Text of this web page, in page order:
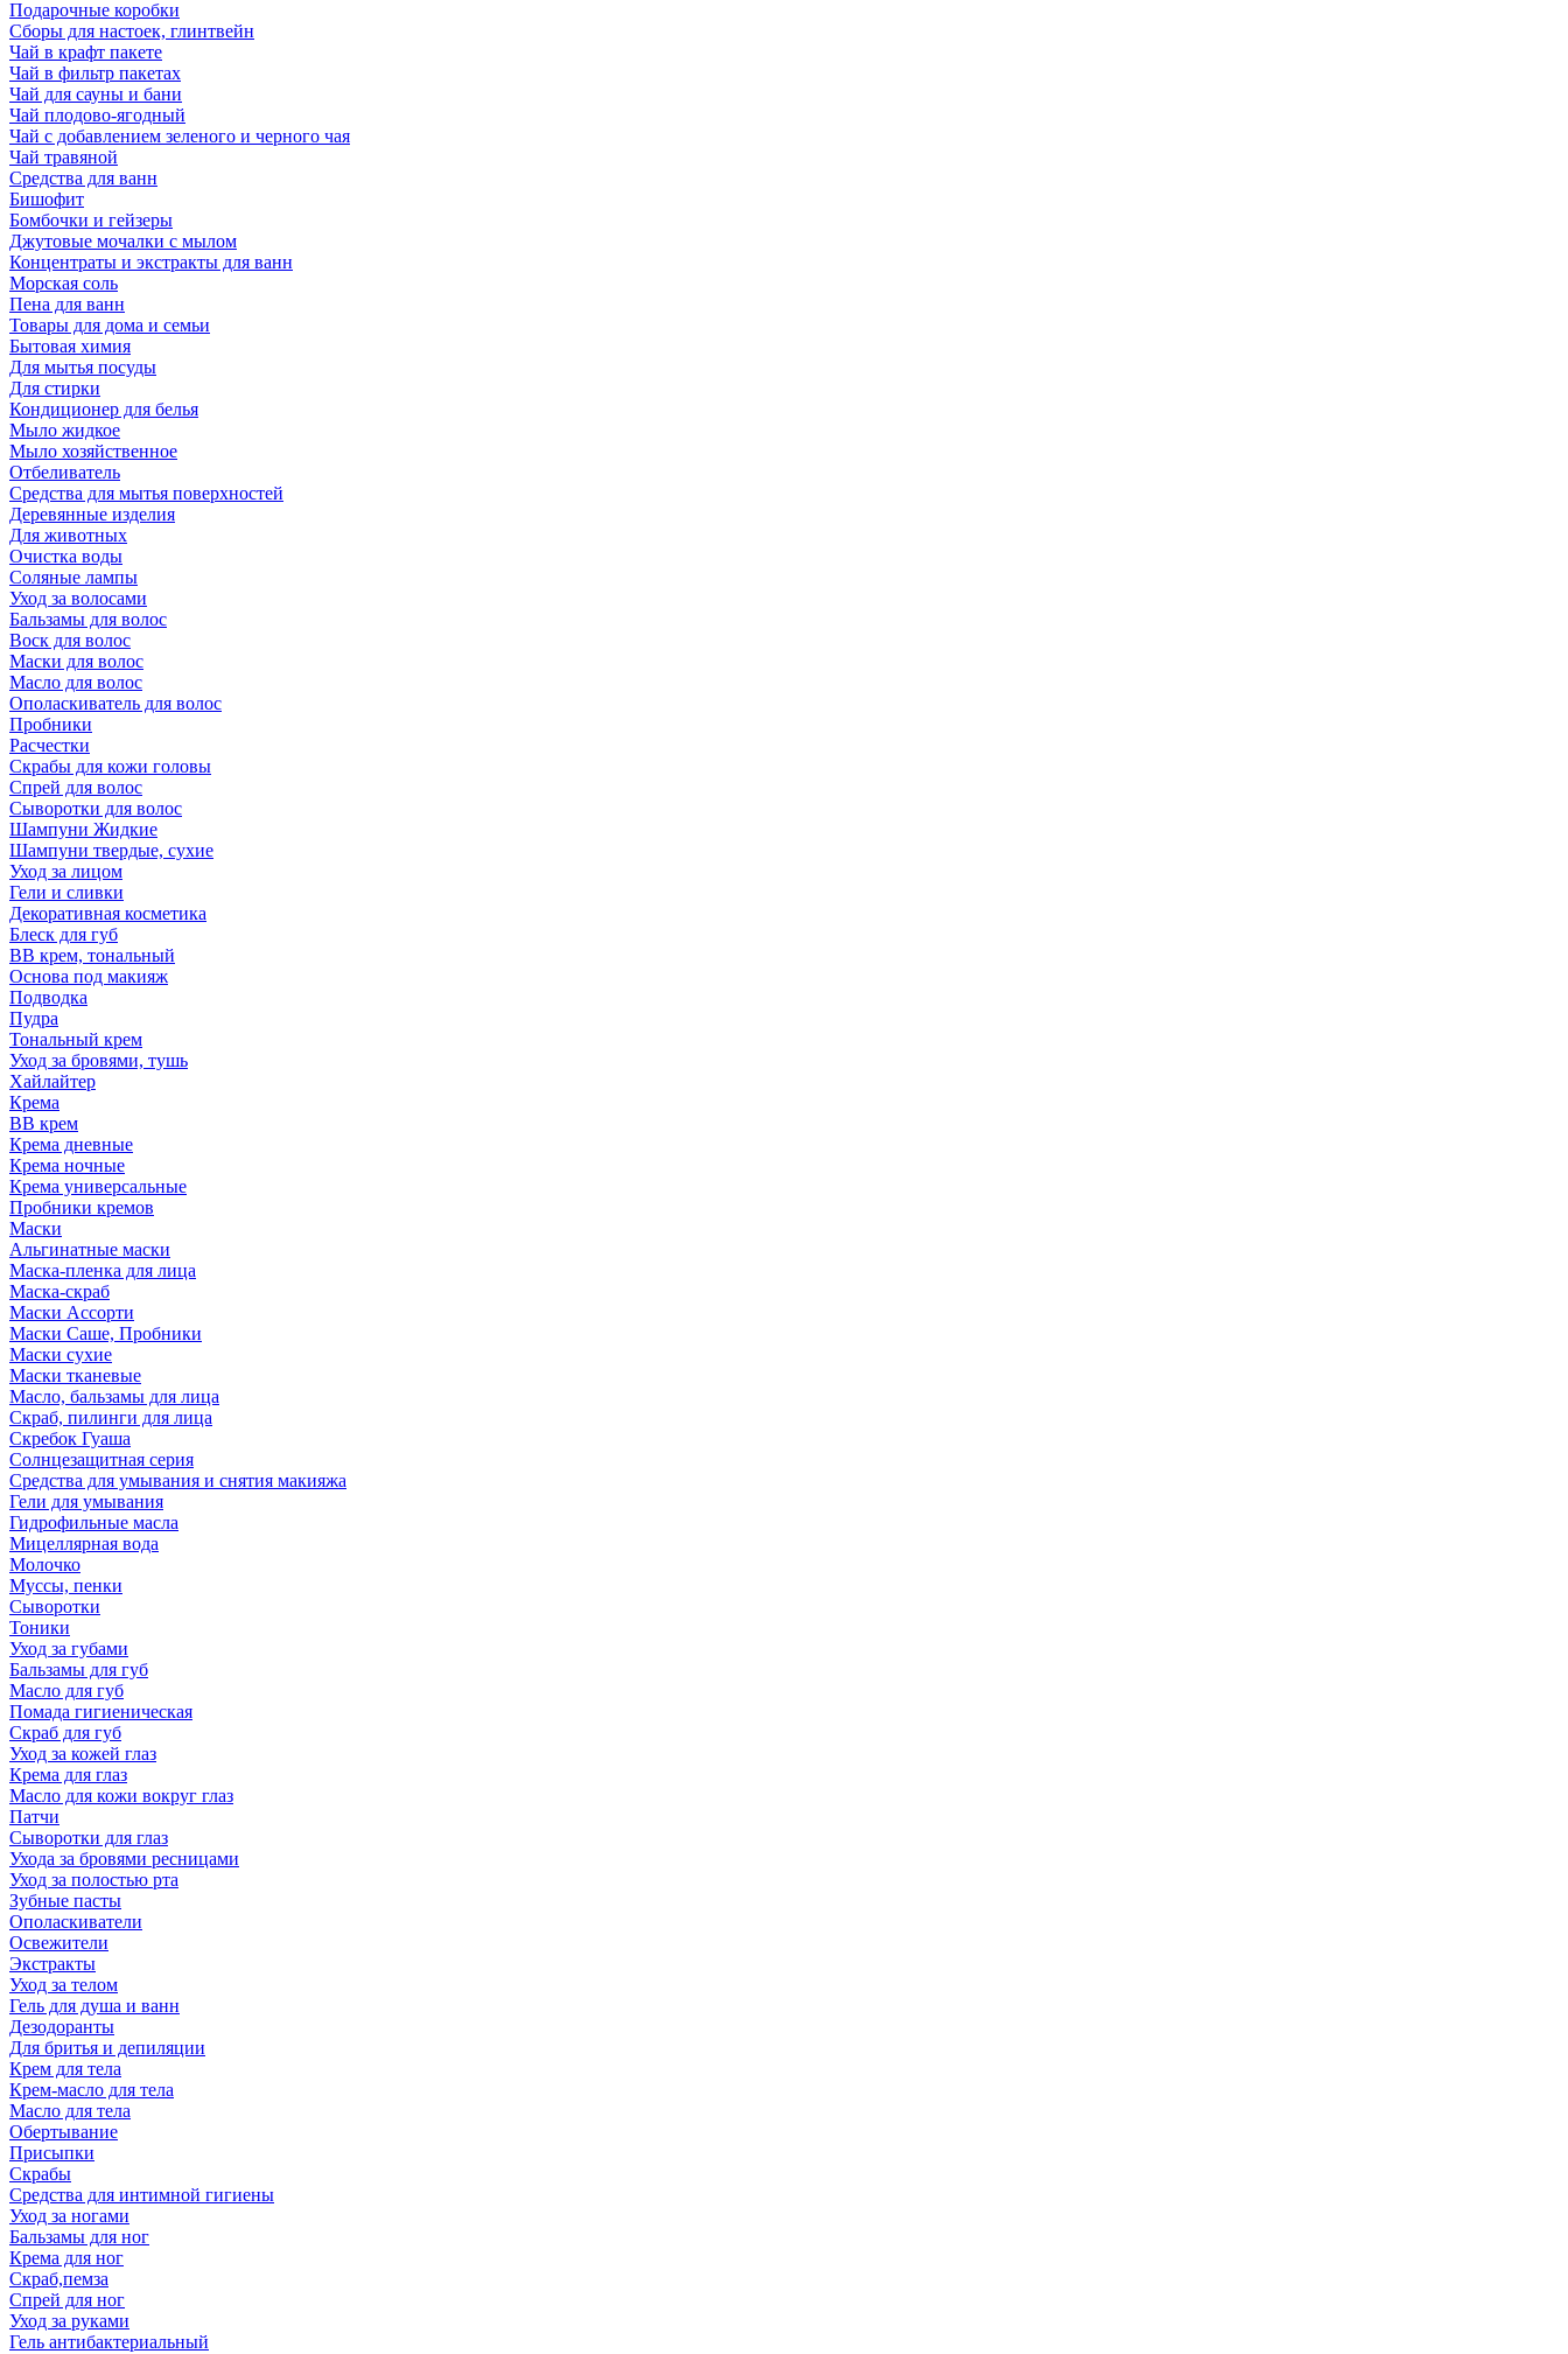
Подарочные коробки
Сборы для настоек, глинтвейн
Чай в крафт пакете
Чай в фильтр пакетах
Чай для сауны и бани
Чай плодово-ягодный
Чай с добавлением зеленого и черного чая
Чай травяной
Средства для ванн
Бишофит
Бомбочки и гейзеры
Джутовые мочалки с мылом
Концентраты и экстракты для ванн
Морская соль
Пена для ванн
Товары для дома и семьи
Бытовая химия
Для мытья посуды
Для стирки
Кондиционер для белья
Мыло жидкое
Мыло хозяйственное
Отбеливатель
Средства для мытья поверхностей
Деревянные изделия
Для животных
Очистка воды
Соляные лампы
Уход за волосами
Бальзамы для волос
Воск для волос
Маски для волос
Масло для волос
Ополаскиватель для волос
Пробники
Расчестки
Скрабы для кожи головы
Спрей для волос
Сыворотки для волос
Шампуни Жидкие
Шампуни твердые, сухие
Уход за лицом
Гели и сливки
Декоративная косметика
Блеск для губ
ВВ крем, тональный
Основа под макияж
Подводка
Пудра
Тональный крем
Уход за бровями, тушь
Хайлайтер
Крема
ВВ крем
Крема дневные
Крема ночные
Крема универсальные
Пробники кремов
Маски
Альгинатные маски
Маска-пленка для лица
Маска-скраб
Маски Ассорти
Маски Саше, Пробники
Маски сухие
Маски тканевые
Масло, бальзамы для лица
Скраб, пилинги для лица
Скребок Гуаша
Солнцезащитная серия
Средства для умывания и снятия макияжа
Гели для умывания
Гидрофильные масла
Мицеллярная вода
Молочко
Муссы, пенки
Сыворотки
Тоники
Уход за губами
Бальзамы для губ
Масло для губ
Помада гигиеническая
Скраб для губ
Уход за кожей глаз
Крема для глаз
Масло для кожи вокруг глаз
Патчи
Сыворотки для глаз
Ухода за бровями ресницами
Уход за полостью рта
Зубные пасты
Ополаскиватели
Освежители
Экстракты
Уход за телом
Гель для душа и ванн
Дезодоранты
Для бритья и депиляции
Крем для тела
Крем-масло для тела
Масло для тела
Обертывание
Присыпки
Скрабы
Средства для интимной гигиены
Уход за ногами
Бальзамы для ног
Крема для ног
Скраб,пемза
Спрей для ног
Уход за руками
Гель антибактериальный